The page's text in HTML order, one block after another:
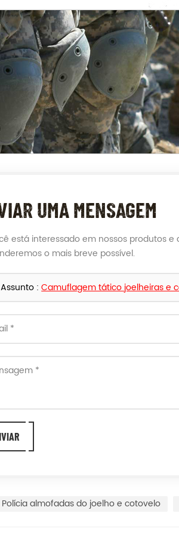
UMA MENSAGEM
está interessado em nossos produtos
o mais breve possível.
Assunto :Camuflagem tático joelheiras e
Polícia almofadas do joelho e cotovelo